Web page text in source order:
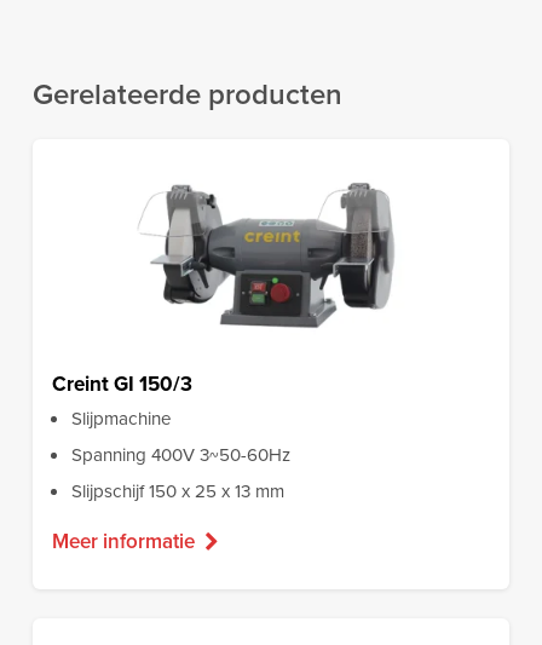
Gerelateerde producten
Creint GI 150/3
Slijpmachine
Spanning 400V 3~50-60Hz
Slijpschijf 150 x 25 x 13 mm
Meer informatie